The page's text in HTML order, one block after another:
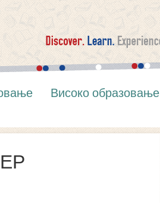
Високо образовање